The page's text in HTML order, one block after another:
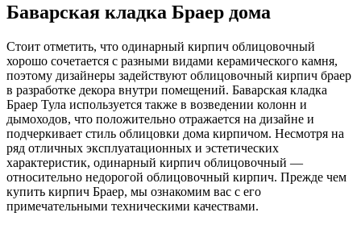
Баварская кладка Браер дома
Стоит отметить, что одинарный кирпич облицовочный
хорошо сочетается с разными видами керамического камня,
поэтому дизайнеры задействуют облицовочный кирпич браер
в разработке декора внутри помещений. Баварская кладка
Браер Тула используется также в возведении колонн и
дымоходов, что положительно отражается на дизайне и
подчеркивает стиль облицовки дома кирпичом. Несмотря на
ряд отличных эксплуатационных и эстетических
характеристик, одинарный кирпич облицовочный —
относительно недорогой облицовочный кирпич. Прежде чем
купить кирпич Браер, мы ознакомим вас с его
примечательными техническими качествами.